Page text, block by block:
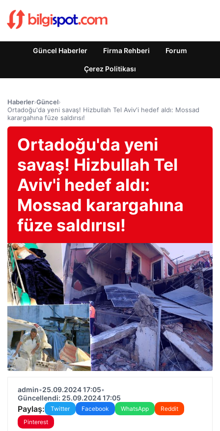
Güncel Haberler Firma Rehberi Forum
Çerez Politikası
Haberler›Güncel›
Ortadoğu'da yeni savaş! Hizbullah Tel Aviv'i hedef aldı: Mossad
karargahına füze saldırısı!
Ortadoğu'da yeni
savaş! Hizbullah Tel
Aviv'i hedef aldı:
Mossad karargahına
füze saldırısı!
admin•25.09.2024 17:05•
Güncellendi: 25.09.2024 17:05
Paylaş: Twitter Facebook WhatsApp
Reddit
Pinterest